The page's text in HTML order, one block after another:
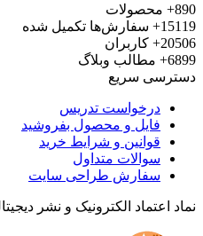
محصولات
سفارش‌ها تکمیل شده
کاربران
مطالب وبلاگ
سریع
درخواست تدریس
فایل و محصول بفروشید
قوانین و شرایط خرید
سوالات متداول
سفارش طراحی سایت
اعتماد الکترونیک و نشر دیجیتال